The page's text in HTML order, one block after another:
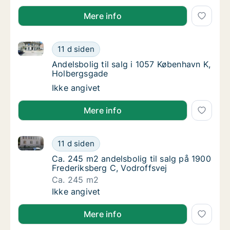
Mere info
Andelsbolig til salg i 1057 København K,
11 d siden
Andelsbolig til salg i 1057 København K,
Andelsbolig til salg i 1057 København K,
Andelsbolig til salg i 1057 København K,
Holbergsgade
Andelsbolig til salg i 1057 København K,
Ikke angivet
Mere info
Ca. 245 m2 andelsbolig til salg på 1900
11 d siden
Ca. 245 m2 andelsbolig til salg på 1900
Ca. 245 m2 andelsbolig til salg på 1900
Ca. 245 m2 andelsbolig til salg på 1900
Frederiksberg C, Vodroffsvej
Ca. 245 m2
Ca. 245 m2 andelsbolig til salg på 1900
Ikke angivet
Mere info